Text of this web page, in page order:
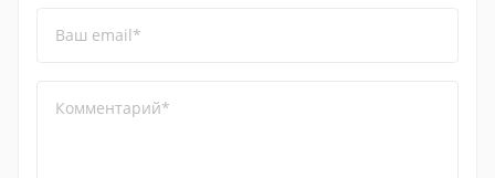
Ваш email*
Комментарий*